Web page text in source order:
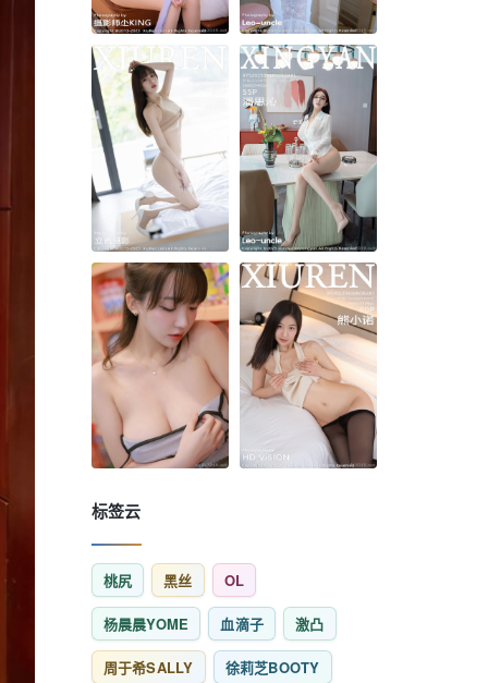
标签云
桃尻 黑丝 OL
杨晨晨YOME 血滴子 激凸
周于希SALLY 徐莉芝BOOTY